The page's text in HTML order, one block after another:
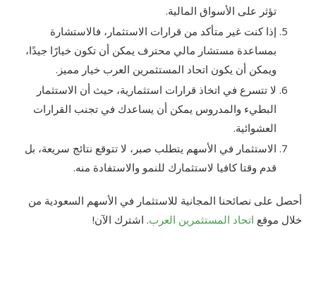
تؤثر على الأسواق المالية.
إذا كنت غير متأكد من قرارات الاستثمار، فالاستشارة
بمساعدة مستشار مالي محترف يمكن أن تكون خيارًا جيدًا،
ويمكن أن يكون اتحاد المستثمرين العرب خيار مميز.
لا تتسرع في اتخاذ قرارات استثمارية، حيث أن الاستثمار
البطيء والمدروس يمكن أن يساعدك في تجنب القرارات
العشوائية.
الاستثمار في الأسهم يتطلب صبر، لا تتوقع نتائج سريعة، بل
قدم وقتا كافيا لاستثمارك للنمو والاستفادة منه.
أحصل على نصائحنا المجانية للاستثمار في الأسهم السعودية من
خلال موقع اتحاد المستثمرين العرب. اشترك الآن!